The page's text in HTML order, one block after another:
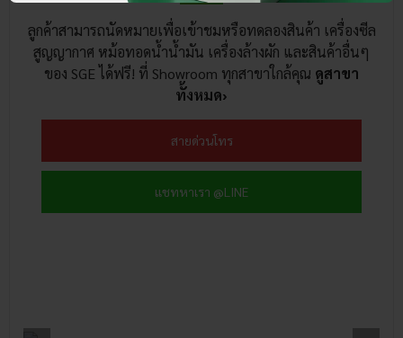
ลูกค้าสามารถนัดหมายเพื่อเข้าชมหรือทดลองสินค้า เครื่องซีล
สูญญากาศ หม้อทอดน้ำน้ำมัน เครื่องล้างผัก และสินค้าอื่นๆ
ของ SGE ได้ฟรี! ที่ Showroom ทุกสาขาใกล้คุณ ดูสาขา
ทั้งหมด›
สายด่วนโทร
แชทหาเรา @LINE